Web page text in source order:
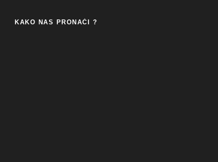
KAKO NAS PRONAĆI ?